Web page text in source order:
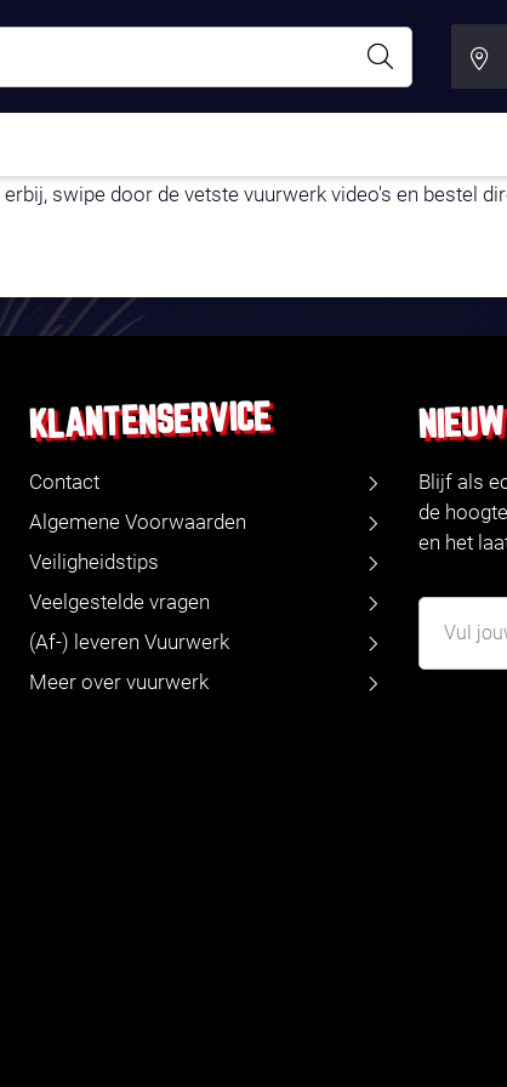
JE
swipe door de vetste vuurwerk video's en bestel
KLANTENSERVICE
Contact
Algemene Voorwaarden
Veiligheidstips
Veelgestelde vragen
(Af-) leveren Vuurwerk
Meer over vuurwerk
Blijf als
de
en het